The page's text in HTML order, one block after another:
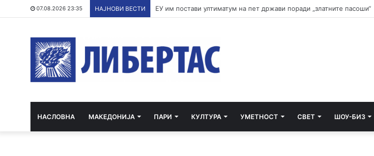
07.08.2026 23:35 НАЈНОВИ ВЕСТИ По речиси 30 години почнува судењето за убиството на Тупак Шакур
НАСЛОВНА МАКЕДОНИЈА ПАРИ КУЛТУРА УМЕТНОСТ СВЕТ ШОУ-БИЗ